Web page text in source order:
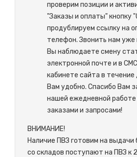
проверим позиции и
"Заказы и оплаты" кнопку
продублируем ссылку на
телефон. Звонить нам уже
Вы наблюдаете смену
электронной почте и в
кабинете сайта в течение
Вам удобно. Спасибо Вам
нашей ежедневной работе
заказами и запросами!
ВНИМАНИЕ!
Наличие ПВЗ готовим на
со складов поступают на ПВЗ к